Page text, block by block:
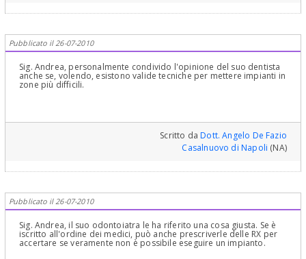
Pubblicato il 26-07-2010
Sig. Andrea, personalmente condivido l'opinione del suo dentista
anche se, volendo, esistono valide tecniche per mettere impianti in
zone più difficili.
Scritto daDott. Angelo De Fazio
Casalnuovo di Napoli (NA)
Pubblicato il 26-07-2010
Sig. Andrea, il suo odontoiatra le ha riferito una cosa giusta. Se è
iscritto all'ordine dei medici, può anche prescriverle delle RX per
accertare se veramente non è possibile eseguire un impianto.